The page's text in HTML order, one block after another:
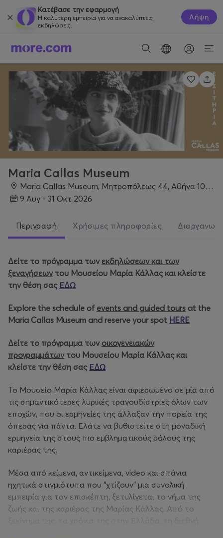
Κατέβασε την εφαρμογή
Η καλύτερη εμπειρία για να ανακαλύπτεις
εκδηλώσεις.
Λήψη
Maria Callas Museum
Maria Callas Museum, Μητροπόλεως 44, Αθήνα 10563, Αθήνα
9 Αυγ - 31 Οκτ 2026
Περιγραφή Χρήσιμες πληροφορίες
Δείτε το πρόγραμμα των εκδηλώσεων και των
ξεναγήσεωντου Μουσείου Μαρία Κάλλας και κλείστε
την θέση σας ΕΔΩ
Explore the schedule of events and guided tours at the
Maria Callas Museum and reserve your spot HERE
Δείτε το πρόγραμμα των οικογενειακών
προγραμμάτωντου Μουσείου Μαρία Κάλλας και
κλείστε την θέση σας ΕΔΩ
Το Μουσείο Μαρία Κάλλας είναι αφιερωμένο σε μία από
τις σημαντικότερες λυρικές τραγουδίστριες όλων των
εποχών, που οι ερμηνείες της άλλαξαν την πορεία της
όπερας για πάντα. Ελάτε να βυθιστείτε στη μοναδική
ερμηνεία της στους πιο εμβληματικούς ρόλους της
καριέρας της.
Μέσα από κείμενα, αντικείμενα, video και σπάνια
ηχητικά στιγμιότυπα που “χτίζουν” μια συνολική
εμπειρία για τον επισκέπτη, ξετυλίγεται το νήμα της
ζωής και της καριέρας της Μαρίας Κάλλας. Από το